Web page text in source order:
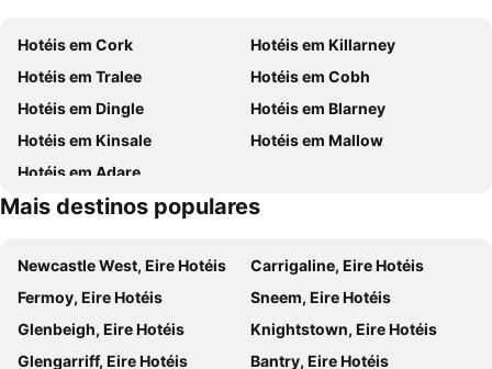
Kerry County Museum
Derrynane House
Fitzgerald Stadium
Hotéis em Cork
Hotéis em Killarney
Hotéis em Tralee
Hotéis em Cobh
Hotéis em Dingle
Hotéis em Blarney
Hotéis em Kinsale
Hotéis em Mallow
Hotéis em Adare
Mais destinos populares
Newcastle West, Eire Hotéis
Carrigaline, Eire Hotéis
Fermoy, Eire Hotéis
Sneem, Eire Hotéis
Glenbeigh, Eire Hotéis
Knightstown, Eire Hotéis
Glengarriff, Eire Hotéis
Bantry, Eire Hotéis